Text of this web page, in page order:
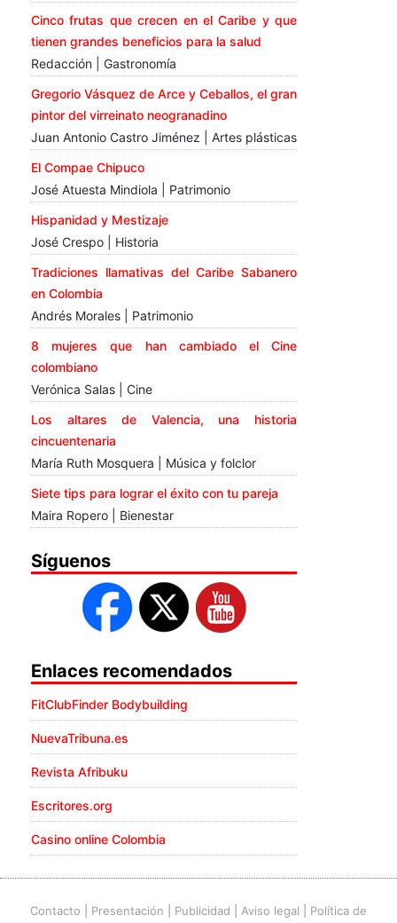
Cinco frutas que crecen en el Caribe y que
tienen grandes beneficios para la salud
Redacción | Gastronomía
Gregorio Vásquez de Arce y Ceballos, el gran
pintor del virreinato neogranadino
Juan Antonio Castro Jiménez | Artes plásticas
El Compae Chipuco
José Atuesta Mindiola | Patrimonio
Hispanidad y Mestizaje
José Crespo | Historia
Tradiciones llamativas del Caribe Sabanero
en Colombia
Andrés Morales | Patrimonio
8 mujeres que han cambiado el Cine
colombiano
Verónica Salas | Cine
Los altares de Valencia, una historia
cincuentenaria
María Ruth Mosquera | Música y folclor
Siete tips para lograr el éxito con tu pareja
Maira Ropero | Bienestar
Síguenos
Enlaces recomendados
FitClubFinder Bodybuilding
NuevaTribuna.es
Revista Afribuku
Escritores.org
Casino online Colombia
Contacto Presentación Publicidad Aviso legal
Política de